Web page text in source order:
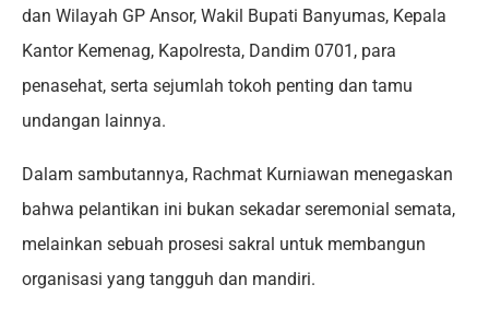
dan Wilayah GP Ansor, Wakil Bupati Banyumas, Kepala
Kantor Kemenag, Kapolresta, Dandim 0701, para
penasehat, serta sejumlah tokoh penting dan tamu
undangan lainnya.
Dalam sambutannya, Rachmat Kurniawan menegaskan
bahwa pelantikan ini bukan sekadar seremonial semata,
melainkan sebuah prosesi sakral untuk membangun
organisasi yang tangguh dan mandiri.